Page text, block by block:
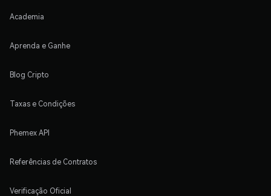
Academia
Aprenda e Ganhe
Blog Cripto
Taxas e Condições
Phemex API
Referências de Contratos
Verificação Oficial